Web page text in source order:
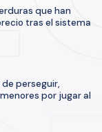
que han
tras el sistema
perseguir,
por jugar al